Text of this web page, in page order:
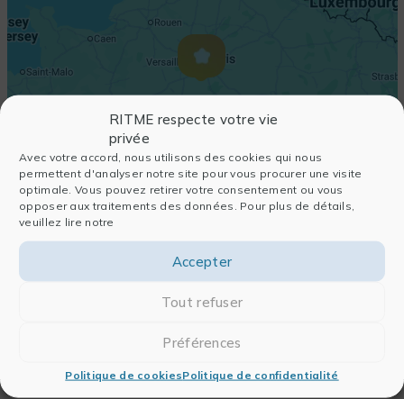
RITME respecte votre vie
privée
Avec votre accord, nous utilisons des cookies qui nous
permettent d'analyser notre site pour vous procurer une visite
optimale. Vous pouvez retirer votre consentement ou vous
opposer aux traitements des données. Pour plus de détails,
veuillez lire notre
Accepter
Tout refuser
Préférences
Politique de cookiesPolitique de confidentialité